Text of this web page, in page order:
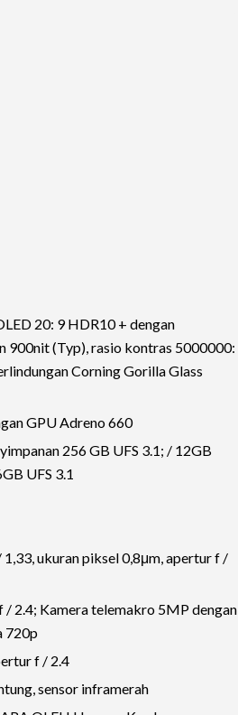
20: 9 HDR10 + dengan
900nit (Typ), rasio kontras 5000000:
Corning Gorilla Glass
GPU Adreno 660
256 GB UFS 3.1; / 12GB
UFS 3.1
ukuran piksel 0,8μm, apertur f /
/ 2.4; Kamera telemakro 5MP dengan
720p
f / 2.4
sensor inframerah